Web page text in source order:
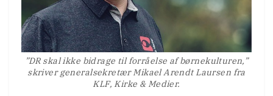
”DR skal ikke bidrage til forråelse af børnekulturen,”
skriver generalsekretær Mikael Arendt Laursen fra
KLF, Kirke & Medier.